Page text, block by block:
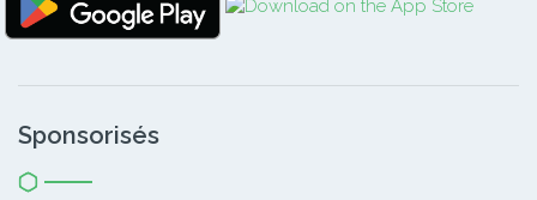
Sponsorisés